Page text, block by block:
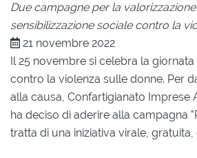
Due campagne per la
sensibilizzazione sociale contro la
21 novembre 2022
Il 25 novembre si celebra la
contro la violenza sulle donne. Per
alla causa, Confartigianato Imprese
ha deciso di aderire alla campagna
tratta di una iniziativa virale, gratuita,